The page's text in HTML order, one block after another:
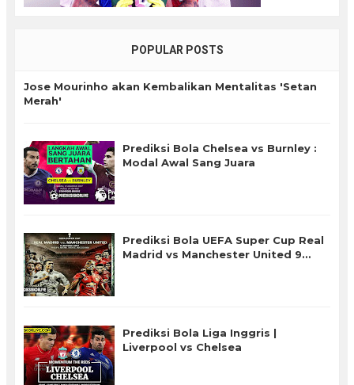
POPULAR POSTS
Jose Mourinho akan Kembalikan Mentalitas 'Setan
Merah'
Prediksi Bola Chelsea vs Burnley :
Modal Awal Sang Juara
Prediksi Bola UEFA Super Cup Real
Madrid vs Manchester United 9
Prediksi Bola Liga Inggris |
Liverpool vs Chelsea